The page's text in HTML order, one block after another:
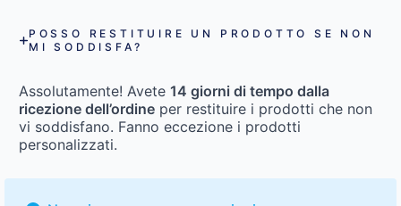
POSSO RESTITUIRE UN PRODOTTO SE NON
MI SODDISFA?
Assolutamente! Avete 14 giorni di tempo dalla
ricezione dell’ordine per restituire i prodotti che non
vi soddisfano. Fanno eccezione i prodotti
personalizzati.